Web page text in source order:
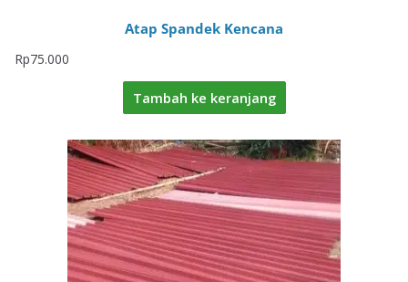
Atap Spandek Kencana
Rp75.000
Tambah ke keranjang